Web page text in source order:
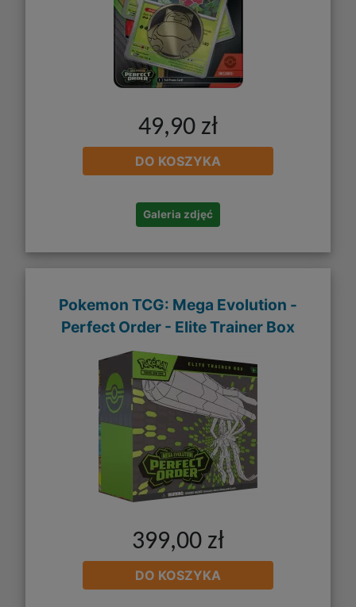
49,90 zł
DO KOSZYKA
Galeria zdjęć
Pokemon TCG: Mega Evolution -
Perfect Order - Elite Trainer Box
399,00 zł
DO KOSZYKA